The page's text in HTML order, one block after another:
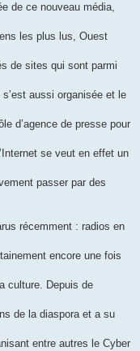
de ce nouveau média,
les plus lus, Ouest
de sites qui sont parmi
aussi organisée et le
d’agence de presse pour
se veut en effet un
passer par des
récemment : radios en
encore une fois
culture. Depuis de
de la diaspora et a su
entre autres le Cyber